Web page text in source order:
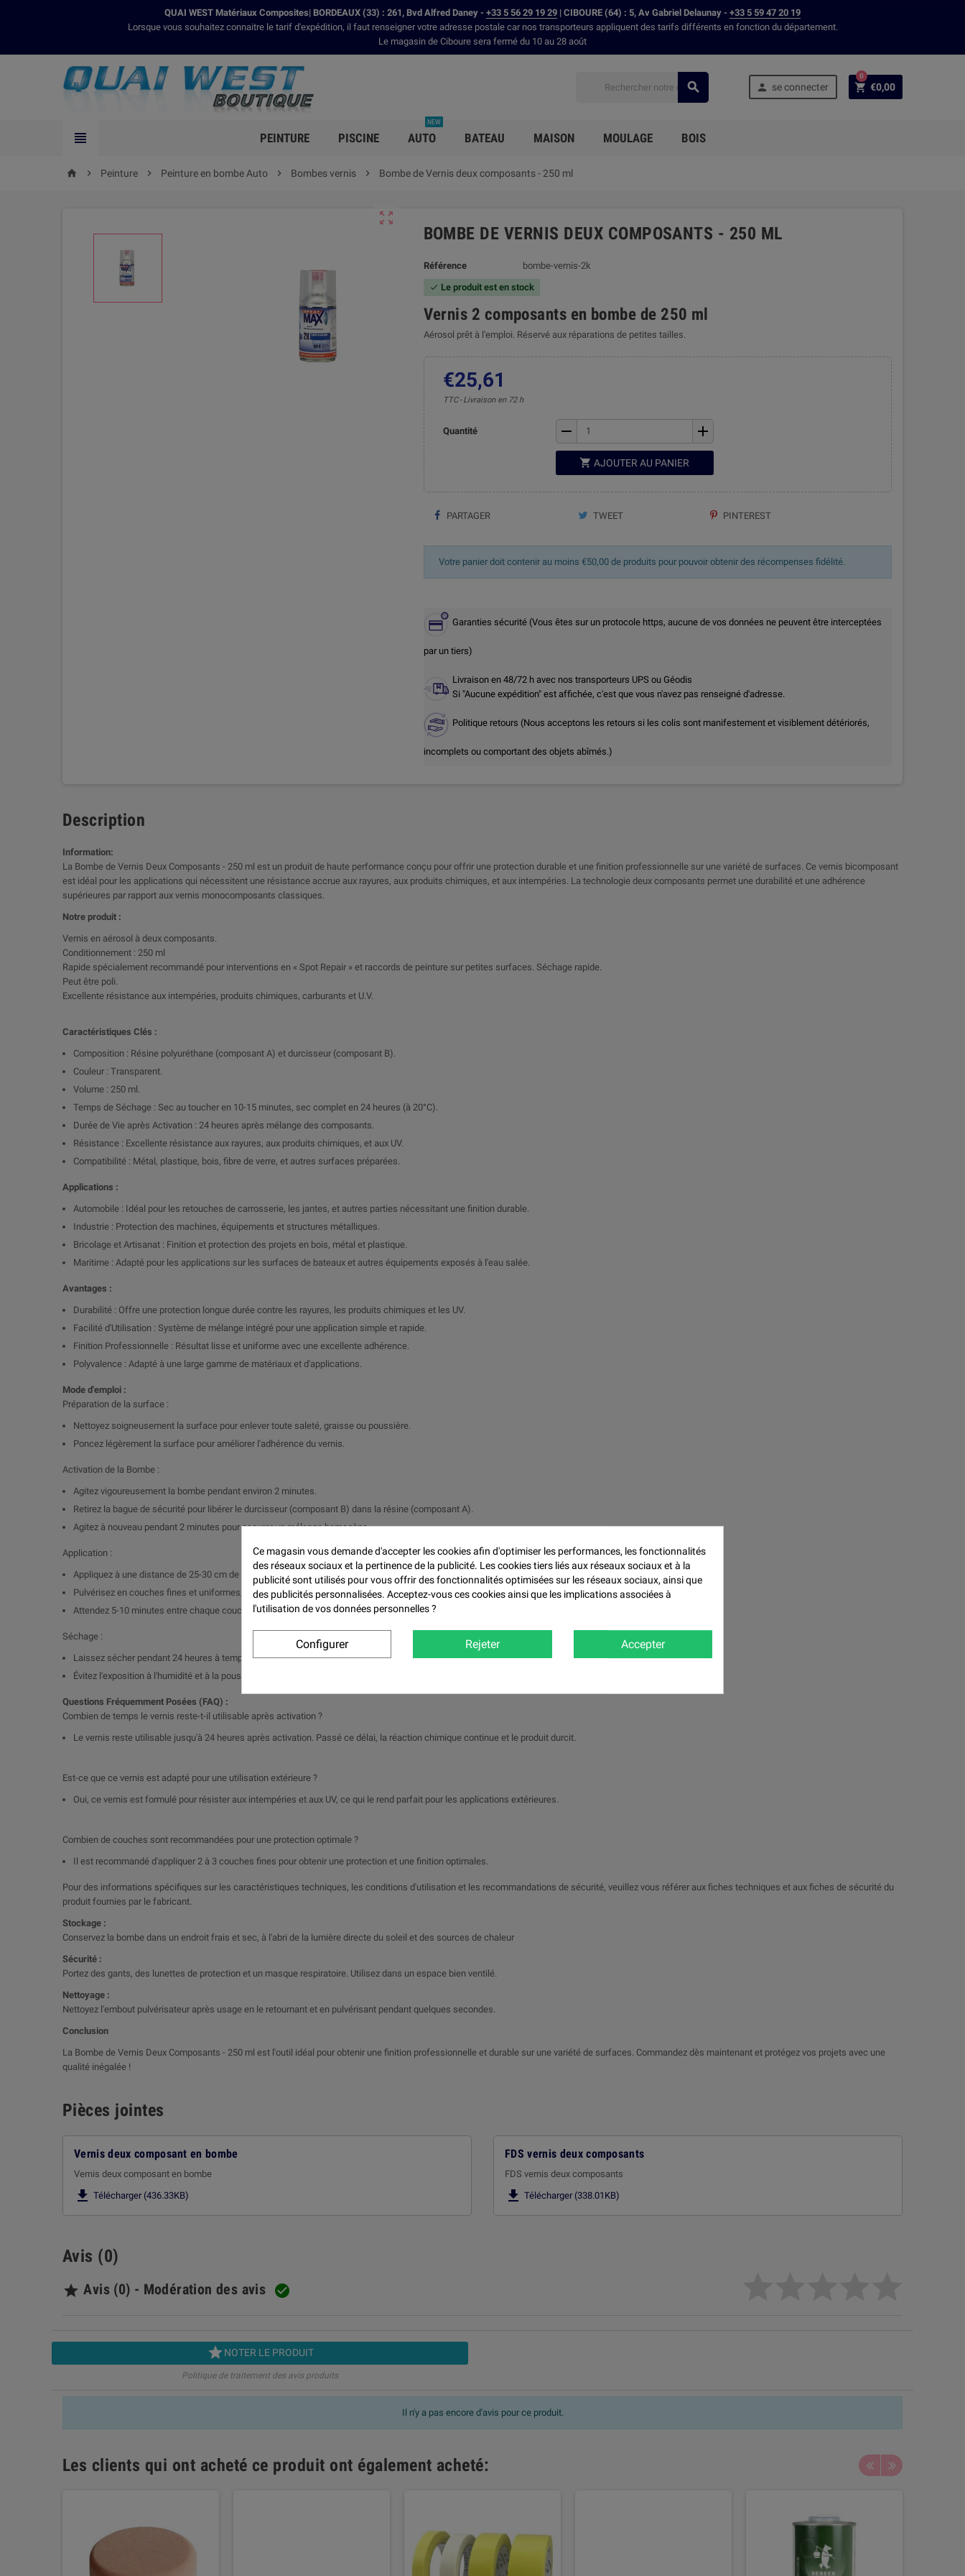
QUAI WEST Matériaux Composites| BORDEAUX (33) : 261, Bvd Alfred Daney - +33 5 56 29 19 29 | CIBOURE (64) : 5, Av Gabriel Delaunay - +33 5 59 47 20 19
Lorsque vous souhaitez connaitre le tarif d'expédition, il faut renseigner votre adresse postale car nos transporteurs appliquent des tarifs différents en fonction du département.
Le magasin de Ciboure sera fermé du 10 au 28 août
  se connecter  €0,00
0
 PEINTURE PISCINE AUTO
NEW
BATEAU MAISON MOULAGE BOIS
home  Peinture  Peinture en bombe Auto  Bombes vernis  Bombe de Vernis deux composants - 250 ml

BOMBE DE VERNIS DEUX COMPOSANTS - 250 ML
Référence bombe-vernis-2k
 Le produit est en stock
Vernis 2 composants en bombe de 250 ml
Aérosol prêt à l'emploi. Réservé aux réparations de petites tailles.
€25,61
TTC Livraison en 72 h
Quantité remove add
 AJOUTER AU PANIER
PARTAGER TWEET PINTEREST
Votre panier doit contenir au moins €50,00 de produits pour pouvoir obtenir des récompenses fidélité.
Garanties sécurité (Vous êtes sur un protocole https, aucune de vos données ne peuvent être interceptées
par un tiers)
Livraison en 48/72 h avec nos transporteurs UPS ou Géodis
Si "Aucune expédition" est affichée, c'est que vous n'avez pas renseigné d'adresse.
Politique retours (Nous acceptons les retours si les colis sont manifestement et visiblement détériorés,
incomplets ou comportant des objets abîmés.)
Description
Information:
La Bombe de Vernis Deux Composants - 250 ml est un produit de haute performance conçu pour offrir une protection durable et une finition professionnelle sur une variété de surfaces. Ce vernis bicomposant
est idéal pour les applications qui nécessitent une résistance accrue aux rayures, aux produits chimiques, et aux intempéries. La technologie deux composants permet une durabilité et une adhérence
supérieures par rapport aux vernis monocomposants classiques.
Notre produit :
Vernis en aérosol à deux composants.
Conditionnement : 250 ml
Rapide spécialement recommandé pour interventions en « Spot Repair » et raccords de peinture sur petites surfaces. Séchage rapide.
Peut être poli.
Excellente résistance aux intempéries, produits chimiques, carburants et U.V.
Caractéristiques Clés :
Composition : Résine polyuréthane (composant A) et durcisseur (composant B).
Couleur : Transparent.
Volume : 250 ml.
Temps de Séchage : Sec au toucher en 10-15 minutes, sec complet en 24 heures (à 20°C).
Durée de Vie après Activation : 24 heures après mélange des composants.
Résistance : Excellente résistance aux rayures, aux produits chimiques, et aux UV.
Compatibilité : Métal, plastique, bois, fibre de verre, et autres surfaces préparées.
Applications :
Automobile : Idéal pour les retouches de carrosserie, les jantes, et autres parties nécessitant une finition durable.
Industrie : Protection des machines, équipements et structures métalliques.
Bricolage et Artisanat : Finition et protection des projets en bois, métal et plastique.
Maritime : Adapté pour les applications sur les surfaces de bateaux et autres équipements exposés à l'eau salée.
Avantages :
Durabilité : Offre une protection longue durée contre les rayures, les produits chimiques et les UV.
Facilité d'Utilisation : Système de mélange intégré pour une application simple et rapide.
Finition Professionnelle : Résultat lisse et uniforme avec une excellente adhérence.
Polyvalence : Adapté à une large gamme de matériaux et d'applications.
Mode d'emploi :
Préparation de la surface :
Nettoyez soigneusement la surface pour enlever toute saleté, graisse ou poussière.
Poncez légèrement la surface pour améliorer l'adhérence du vernis.
Activation de la Bombe :
Agitez vigoureusement la bombe pendant environ 2 minutes.
Retirez la bague de sécurité pour libérer le durcisseur (composant B) dans la résine (composant A).
Agitez à nouveau pendant 2 minutes pour assurer un mélange homogène.
Application :
Appliquez à une distance de 25-30 cm de la surface.
Pulvérisez en couches fines et uniformes, en croisant les passages pour éviter les coulures.
Attendez 5-10 minutes entre chaque couche.
Séchage :
Laissez sécher pendant 24 heures à température ambiante pour un durcissement complet.
Évitez l'exposition à l'humidité et à la poussière pendant le séchage.
Questions Fréquemment Posées (FAQ) :
Combien de temps le vernis reste-t-il utilisable après activation ?
Le vernis reste utilisable jusqu'à 24 heures après activation. Passé ce délai, la réaction chimique continue et le produit durcit.
Est-ce que ce vernis est adapté pour une utilisation extérieure ?
Oui, ce vernis est formulé pour résister aux intempéries et aux UV, ce qui le rend parfait pour les applications extérieures.
Combien de couches sont recommandées pour une protection optimale ?
Il est recommandé d'appliquer 2 à 3 couches fines pour obtenir une protection et une finition optimales.
Pour des informations spécifiques sur les caractéristiques techniques, les conditions d'utilisation et les recommandations de sécurité, veuillez vous référer aux fiches techniques et aux fiches de sécurité du
produit fournies par le fabricant.
Stockage :
Conservez la bombe dans un endroit frais et sec, à l'abri de la lumière directe du soleil et des sources de chaleur
Sécurité :
Portez des gants, des lunettes de protection et un masque respiratoire. Utilisez dans un espace bien ventilé.
Nettoyage :
Nettoyez l'embout pulvérisateur après usage en le retournant et en pulvérisant pendant quelques secondes.
Conclusion
La Bombe de Vernis Deux Composants - 250 ml est l'outil idéal pour obtenir une finition professionnelle et durable sur une variété de surfaces. Commandez dès maintenant et protégez vos projets avec une
qualité inégalée !
Pièces jointes
Vernis deux composant en bombe
Vernis deux composant en bombe
 Télécharger (436.33KB)
FDS vernis deux composants
FDS vernis deux composants
 Télécharger (338.01KB)
Avis (0)
 Avis (0) - Modération des avis 
NOTER LE PRODUIT
Politique de traitement des avis produits
Il n'y a pas encore d'avis pour ce produit.
Les clients qui ont acheté ce produit ont également acheté:
Ce magasin vous demande d'accepter les cookies afin d'optimiser les performances, les fonctionnalités
des réseaux sociaux et la pertinence de la publicité. Les cookies tiers liés aux réseaux sociaux et à la
publicité sont utilisés pour vous offrir des fonctionnalités optimisées sur les réseaux sociaux, ainsi que
des publicités personnalisées. Acceptez-vous ces cookies ainsi que les implications associées à
l'utilisation de vos données personnelles ?
Configurer Rejeter Accepter